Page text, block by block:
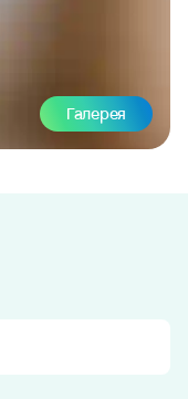
Галерея